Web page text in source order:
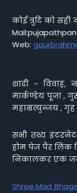
कोई त्रुटि को
Web:
शादी - विवाह,
मार्कण्डेय पूजा ,
महाम्रत्युन्जय , गृह
सभी तथ्य इंटरनेट
होम पेज पैर लिंक
निकालकर एक
Shree Mad